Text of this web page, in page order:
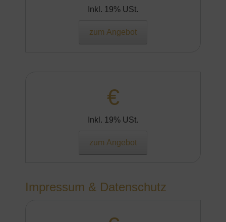
Inkl. 19% USt.
zum Angebot
€
Inkl. 19% USt.
zum Angebot
Impressum & Datenschutz